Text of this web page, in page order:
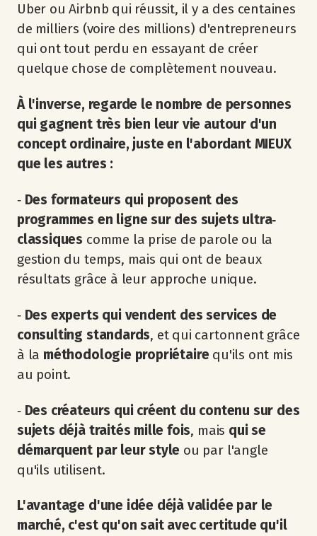
Uber ou Airbnb qui réussit, il y a des centaines
de milliers (voire des millions) d'entrepreneurs
qui ont tout perdu en essayant de créer
quelque chose de complètement nouveau.
À l'inverse, regarde le nombre de personnes
qui gagnent très bien leur vie autour d'un
concept ordinaire, juste en l'abordant MIEUX
que les autres :
‐ Des formateurs qui proposent des
programmes en ligne sur des sujets ultra‐
classiques comme la prise de parole ou la
gestion du temps, mais qui ont de beaux
résultats grâce à leur approche unique.
‐ Des experts qui vendent des services de
consulting standards, et qui cartonnent grâce
à la méthodologie propriétaire qu'ils ont mis
au point.
‐ Des créateurs qui créent du contenu sur des
sujets déjà traités mille fois, mais qui se
démarquent par leur style ou par l'angle
qu'ils utilisent.
L'avantage d'une idée déjà validée par le
marché, c'est qu'on sait avec certitude qu'il